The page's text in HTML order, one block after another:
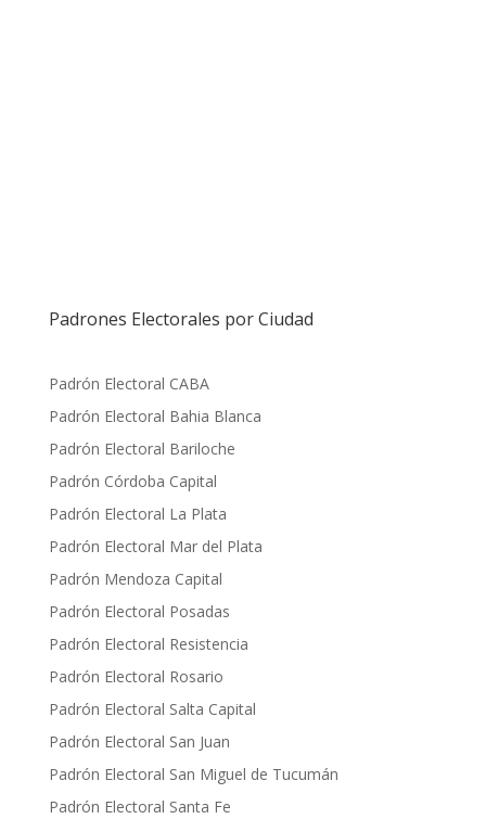
Padrones Electorales por Ciudad
Padrón Electoral CABA
Padrón Electoral Bahia Blanca
Padrón Electoral Bariloche
Padrón Córdoba Capital
Padrón Electoral La Plata
Padrón Electoral Mar del Plata
Padrón Mendoza Capital
Padrón Electoral Posadas
Padrón Electoral Resistencia
Padrón Electoral Rosario
Padrón Electoral Salta Capital
Padrón Electoral San Juan
Padrón Electoral San Miguel de Tucumán
Padrón Electoral Santa Fe